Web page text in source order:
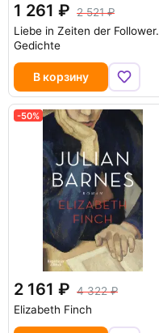
1 261
2 521
Liebe in Zeiten der Follower.
Gedichte
В корзину
-50%
2 161
4 322
Elizabeth Finch